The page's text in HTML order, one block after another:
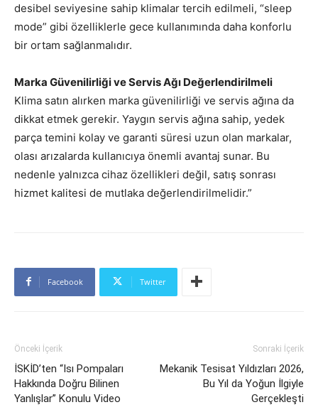
desibel seviyesine sahip klimalar tercih edilmeli, “sleep
mode” gibi özelliklerle gece kullanımında daha konforlu
bir ortam sağlanmalıdır.
Marka Güvenilirliği ve Servis Ağı Değerlendirilmeli
Klima satın alırken marka güvenilirliği ve servis ağına da
dikkat etmek gerekir. Yaygın servis ağına sahip, yedek
parça temini kolay ve garanti süresi uzun olan markalar,
olası arızalarda kullanıcıya önemli avantaj sunar. Bu
nedenle yalnızca cihaz özellikleri değil, satış sonrası
hizmet kalitesi de mutlaka değerlendirilmelidir.”
Facebook Twitter
Önceki İçerik
İSKİD’ten “Isı Pompaları
Hakkında Doğru Bilinen
Yanlışlar” Konulu Video
Sonraki İçerik
Mekanik Tesisat Yıldızları 2026,
Bu Yıl da Yoğun İlgiyle
Gerçekleşti